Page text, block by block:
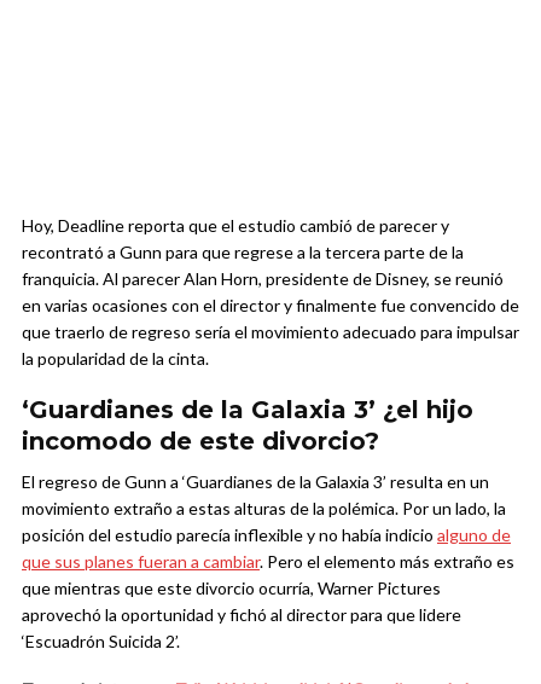
Hoy, Deadline reporta que el estudio cambió de parecer y
recontrató a Gunn para que regrese a la tercera parte de la
franquicia. Al parecer Alan Horn, presidente de Disney, se reunió
en varias ocasiones con el director y finalmente fue convencido de
que traerlo de regreso sería el movimiento adecuado para impulsar
la popularidad de la cinta.
‘Guardianes de la Galaxia 3’ ¿el hijo
incomodo de este divorcio?
El regreso de Gunn a ‘Guardianes de la Galaxia 3’ resulta en un
movimiento extraño a estas alturas de la polémica. Por un lado, la
posición del estudio parecía inflexible y no había indicio alguno de
que sus planes fueran a cambiar. Pero el elemento más extraño es
que mientras que este divorcio ocurría, Warner Pictures
aprovechó la oportunidad y fichó al director para que lidere
‘Escuadrón Suicida 2’.